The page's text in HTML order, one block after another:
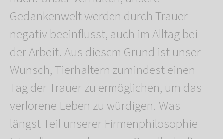
Gedankenwelt werden durch Trauer
negativ beeinflusst, auch im Alltag bei
der Arbeit. Aus diesem Grund ist unser
Wunsch, Tierhaltern zumindest einen
Tag der Trauer zu ermöglichen, um das
verlorene Leben zu würdigen. Was
längst Teil unserer Firmenphilosophie